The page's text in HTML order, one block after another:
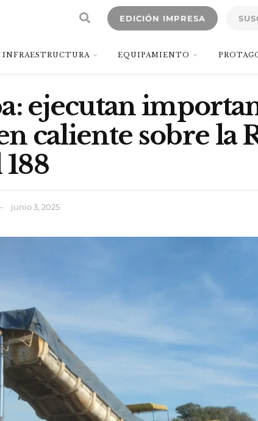
EDICIÓN IMPRESA
INFRAESTRUCTURA EQUIPAMIENTO
ejecutan
caliente sobre la
junio 3, 2025